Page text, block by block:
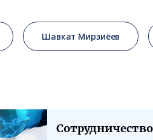
Шавкат Мирзиёев